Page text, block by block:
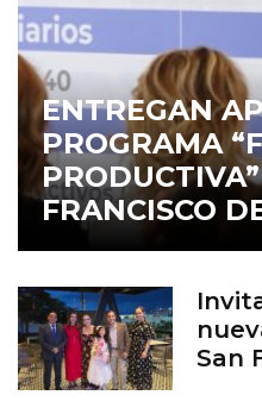
ENTREGAN
PROGRAMA
FRANCISCO
San